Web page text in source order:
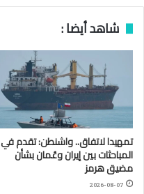
شاهد أيضا :
تمهيدا لاتفاق.. واشنطن: تقدم في
المباحثات بين إيران وعُمان بشأن
مضيق هرمز
2026-08-07